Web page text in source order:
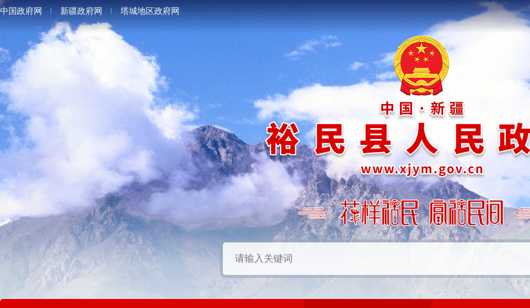
中国政府网 新疆政府网 塔城地区政府网